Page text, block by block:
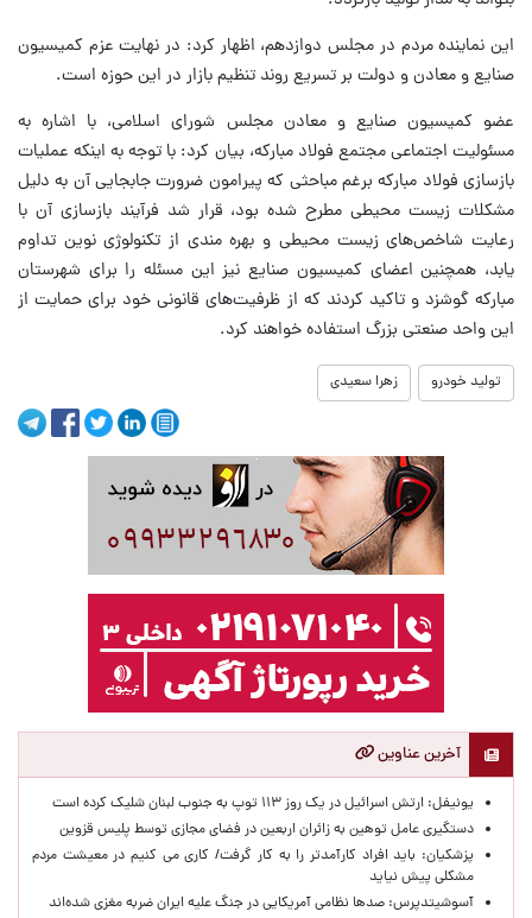
این نماینده مردم در مجلس دوازدهم، اظهار کرد: در نهایت عزم کمیسیون
صنایع و معادن و دولت بر تسریع روند تنظیم بازار در این حوزه است.
عضو کمیسیون صنایع و معادن مجلس شورای اسلامی، با اشاره به
مسئولیت اجتماعی مجتمع فولاد مبارکه، بیان کرد: با توجه به اینکه عملیات
بازسازی فولاد مبارکه برغم مباحثی که پیرامون ضرورت جابجایی آن به دلیل
مشکلات زیست محیطی مطرح شده بود، قرار شد فرآیند بازسازی آن با
رعایت شاخص‌های زیست محیطی و بهره مندی از تکنولوژی نوین تداوم
یابد، همچنین اعضای کمیسیون صنایع نیز این مسئله را برای شهرستان
مبارکه گوشزد و تاکید کردند که از ظرفیت‌های قانونی خود برای حمایت از
این واحد صنعتی بزرگ استفاده خواهند کرد.
تولید خودرو زهرا سعیدی
آخرین عناوین
یونیفل: ارتش اسرائیل در یک روز ۱۱۳ توپ به جنوب لبنان شلیک کرده است
دستگیری عامل توهین به زائران اربعین در فضای مجازی توسط پلیس قزوین
پزشکیان: باید افراد کارآمدتر را به کار گرفت/ کاری می کنیم در معیشت مردم
مشکلی پیش نیاید
آسوشیتدپرس: صدها نظامی آمریکایی در جنگ علیه ایران ضربه مغزی شده‌اند